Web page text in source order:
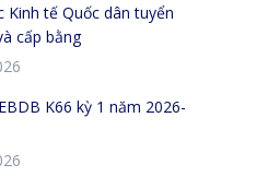
Kinh tế Quốc dân tuyển
cấp bằng
K66 kỳ 1 năm 2026-